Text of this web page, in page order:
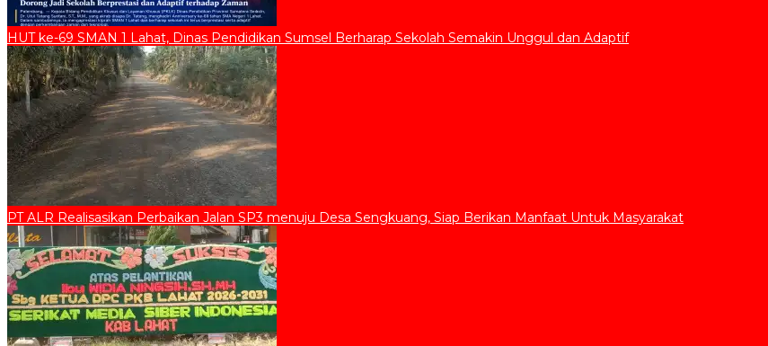
HUT ke-69 SMAN 1 Lahat, Dinas Pendidikan Sumsel Berharap Sekolah Semakin Unggul dan Adaptif
PT ALR Realisasikan Perbaikan Jalan SP3 menuju Desa Sengkuang, Siap Berikan Manfaat Untuk Masyarakat